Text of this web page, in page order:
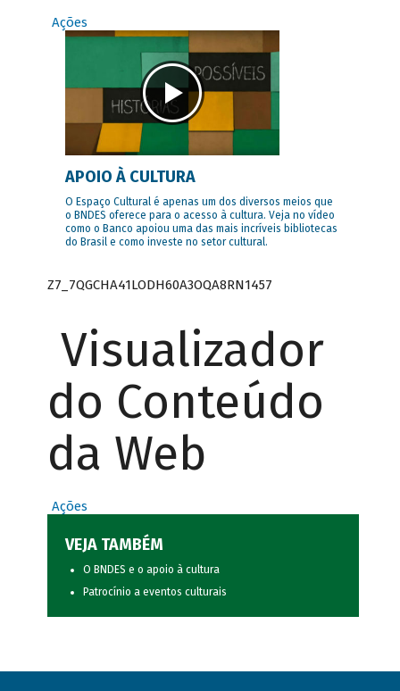
Ações
APOIO À CULTURA
O Espaço Cultural é apenas um dos diversos meios que
o BNDES oferece para o acesso à cultura. Veja no vídeo
como o Banco apoiou uma das mais incríveis bibliotecas
do Brasil e como investe no setor cultural.
Z7_7QGCHA41LODH60A3OQA8RN1457
Visualizador
do Conteúdo
da Web
Ações
VEJA TAMBÉM
O BNDES e o apoio à cultura
Patrocínio a eventos culturais